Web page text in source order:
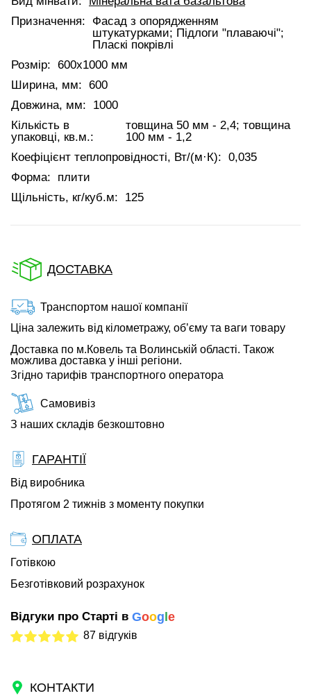
Призначення:
Фасад з опорядженням
штукатурками; Підлоги "плаваючі";
Пласкі покрівлі
Розмір: 600x1000 мм
Ширина, мм: 600
Довжина, мм:
1000
Кількість в
упаковці, кв.м.:
товщина 50 мм - 2,4; товщина
100 мм - 1,2
Коефіцієнт теплопровідності, Вт/(м·К): 0,035
Форма:
плити
Щільність, кг/куб.м:
125
ДОСТАВКА
Транспортом нашої компанії
Ціна залежить від кілометражу, об’єму та ваги товару
Доставка по м.Ковель та Волинській області. Також
можлива доставка у інші регіони.
Згідно тарифів транспортного оператора
Самовивіз
З наших складів безкоштовно
ГАРАНТІЇ
Від виробника
Протягом 2 тижнів з моменту покупки
ОПЛАТА
Готівкою
Безготівковий розрахунок
Відгуки про Старті в Goog e
87 відгуків
КОНТАКТИ